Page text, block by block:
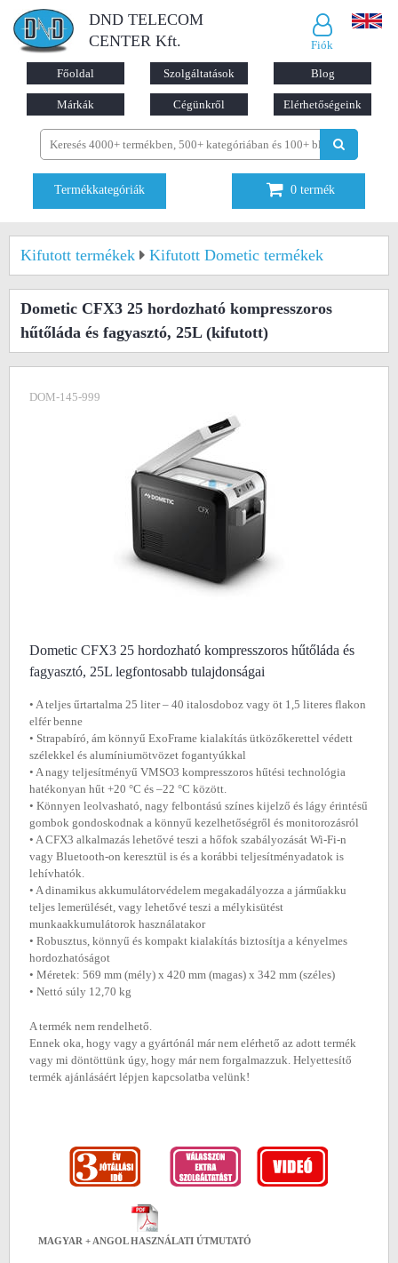
DND TELECOM
CENTER Kft.
Fiók
Főoldal Szolgáltatások Blog
Márkák Cégünkről Elérhetőségeink
Termékkategóriák 0 termék
Kifutott termékek Kifutott Dometic termékek
Dometic CFX3 25 hordozható kompresszoros
hűtőláda és fagyasztó, 25L(kifutott)
DOM-145-999
Dometic CFX3 25 hordozható kompresszoros hűtőláda és
fagyasztó, 25L legfontosabb tulajdonságai
• A teljes űrtartalma 25 liter – 40 italosdoboz vagy öt 1,5 literes flakon
elfér benne
• Strapabíró, ám könnyű ExoFrame kialakítás ütközőkerettel védett
szélekkel és alumíniumötvözet fogantyúkkal
• A nagy teljesítményű VMSO3 kompresszoros hűtési technológia
hatékonyan hűt +20 °C és –22 °C között.
• Könnyen leolvasható, nagy felbontású színes kijelző és lágy érintésű
gombok gondoskodnak a könnyű kezelhetőségről és monitorozásról
• A CFX3 alkalmazás lehetővé teszi a hőfok szabályozását Wi-Fi-n
vagy Bluetooth-on keresztül is és a korábbi teljesítményadatok is
lehívhatók.
• A dinamikus akkumulátorvédelem megakadályozza a járműakku
teljes lemerülését, vagy lehetővé teszi a mélykisütést
munkaakkumulátorok használatakor
• Robusztus, könnyű és kompakt kialakítás biztosítja a kényelmes
hordozhatóságot
• Méretek: 569 mm (mély) x 420 mm (magas) x 342 mm (széles)
• Nettó súly 12,70 kg
A termék nem rendelhető.
Ennek oka, hogy vagy a gyártónál már nem elérhető az adott termék
vagy mi döntöttünk úgy, hogy már nem forgalmazzuk. Helyettesítő
termék ajánlásáért lépjen kapcsolatba velünk!
MAGYAR + ANGOL HASZNÁLATI ÚTMUTATÓ